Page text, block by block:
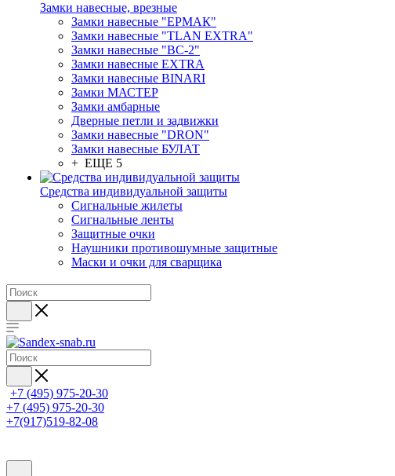
Замки навесные, врезные
Замки навесные "ЕРМАК"
Замки навесные "TLAN EXTRA"
Замки навесные "ВС-2"
Замки навесные EXTRA
Замки навесные BINARI
Замки МАСТЕР
Замки амбарные
Дверные петли и задвижки
Замки навесные "DRON"
Замки навесные БУЛАТ
+ ЕЩЕ 5
Средства индивидуальной защиты
Сигнальные жилеты
Сигнальные ленты
Защитные очки
Наушники противошумные защитные
Маски и очки для сварщика
+7 (495) 975-20-30
+7 (495) 975-20-30
+7(917)519-82-08